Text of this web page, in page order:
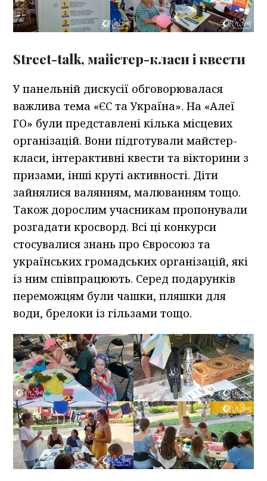
Street-talk, майстер-класи і квести
У панельній дискусії обговорювалася
важлива тема «ЄС та Україна». На «Алеї
ГО» були представлені кілька місцевих
організацій. Вони підготували майстер-
класи, інтерактивні квести та вікторини з
призами, інші круті активності. Діти
зайнялися валянням, малюванням тощо.
Також дорослим учасникам пропонували
розгадати кросворд. Всі ці конкурси
стосувалися знань про Євросоюз та
українських громадських організацій, які
із ним співпрацюють. Серед подарунків
переможцям були чашки, пляшки для
води, брелоки із гільзами тощо.